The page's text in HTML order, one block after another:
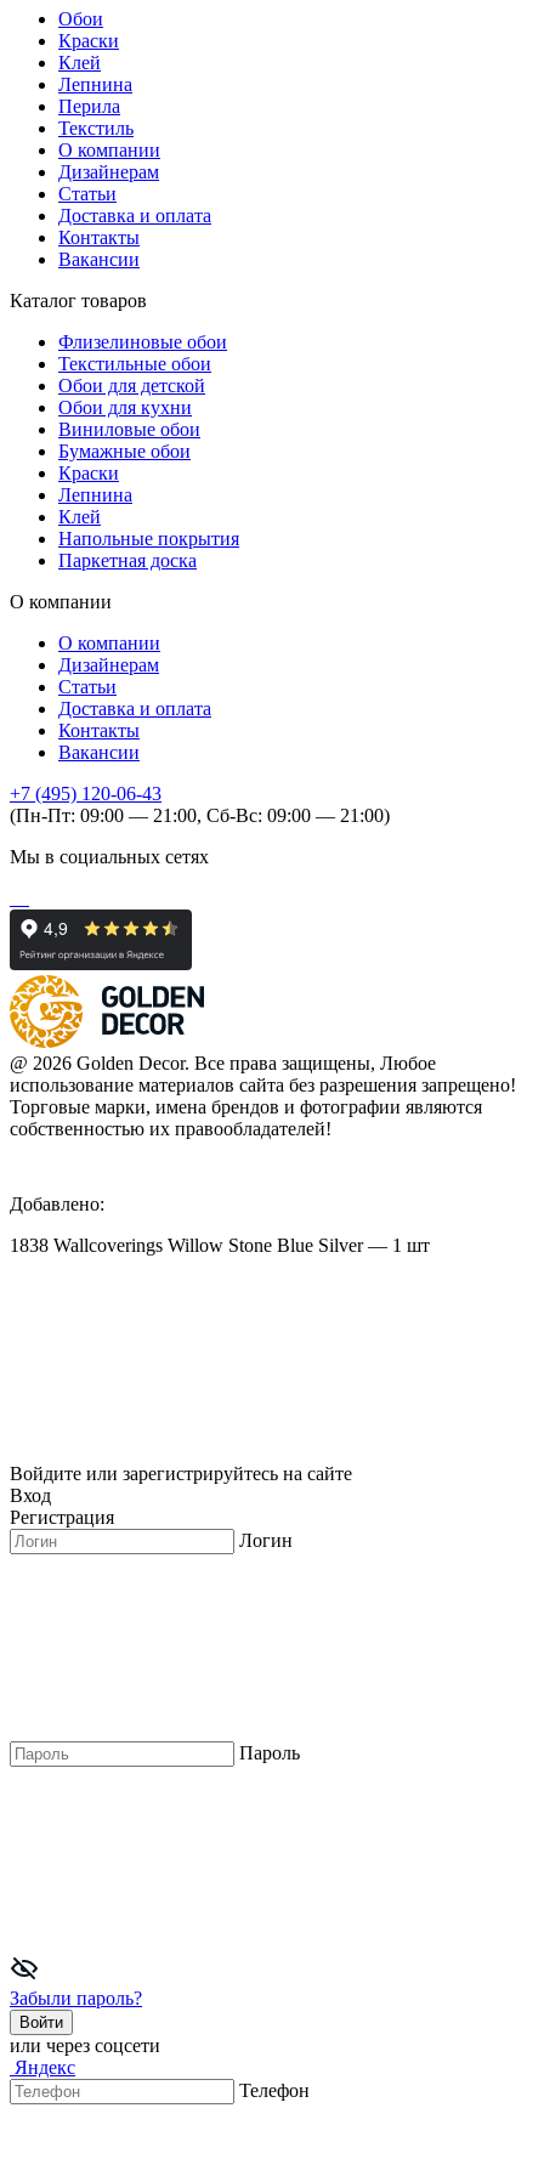
Обои
Краски
Клей
Лепнина
Перила
Текстиль
О компании
Дизайнерам
Статьи
Доставка и оплата
Контакты
Вакансии
Каталог товаров
Флизелиновые обои
Текстильные обои
Обои для детской
Обои для кухни
Виниловые обои
Бумажные обои
Краски
Лепнина
Клей
Напольные покрытия
Паркетная доска
О компании
О компании
Дизайнерам
Статьи
Доставка и оплата
Контакты
Вакансии
+7 (495) 120-06-43
(Пн-Пт: 09:00 — 21:00, Сб-Вс: 09:00 — 21:00)
Мы в социальных сетях
@ 2026 Golden Decor. Все права защищены, Любое
использование материалов сайта без разрешения запрещено!
Торговые марки, имена брендов и фотографии являются
собственностью их правообладателей!
Добавлено:
1838 Wallcoverings Willow Stone Blue Silver — 1 шт
Войдите или зарегистрируйтесь на сайте
Вход
Регистрация
Логин
Пароль
Забыли пароль?
Войти
или через соцсети
Яндекс
Телефон